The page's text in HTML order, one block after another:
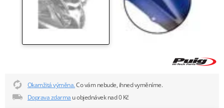
Okamžitá výměna.Co vám nebude, ihned vyměníme.
Doprava zdarma u objednávek nad 0 Kč